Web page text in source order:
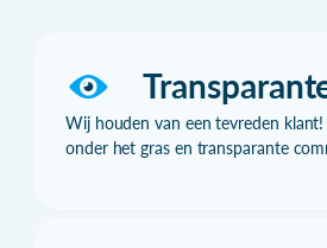
Wij houden van een tevreden klant!
onder het gras en transparante